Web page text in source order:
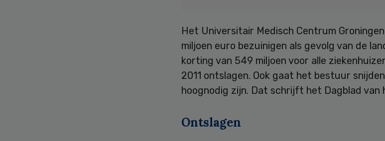
Het Universitair Medisch Centrum
miljoen euro bezuinigen als gevolg van de
korting van 549 miljoen voor alle
2011 ontslagen. Ook gaat het bestuur
hoognodig zijn. Dat schrijft het Dagblad van
Ontslagen